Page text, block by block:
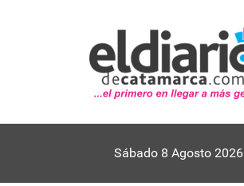
Sábado 8 Agosto 2026